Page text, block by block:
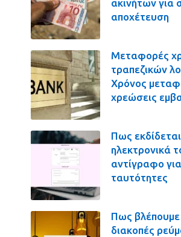
ακινήτων για
αποχέτευση
Μεταφορές
τραπεζικών
Χρόνος
χρεώσεις
Πως εκδίδεται
ηλεκτρονικά
αντίγραφο
ταυτότητες
Πως βλέπουμε
διακοπές